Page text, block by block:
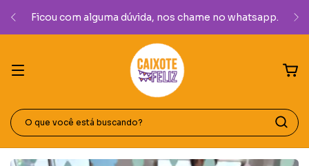
Ganhe 5% de desconto na sua primeira compra
utilizando o cupom "COMEMORAR".